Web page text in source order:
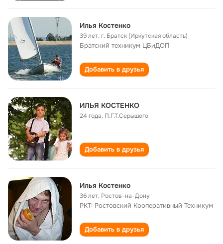
Илья Костенко
39 лет,г. Братск (Иркутская область)
Братский техникум ЦБиДОП
Добавить в друзья
ИЛЬЯ КОСТЕНКО
24 года, П.Г.Т.Серышего
Добавить в друзья
Илья Костенко
36 лет, Ростов-на-Дону
РКТ: Ростовский Кооперативный Техникум
Добавить в друзья